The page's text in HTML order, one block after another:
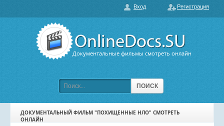
Документальные фильмы смотреть онлайн
ПОИСК
О нас
Вход Регистрация
ПОПУЛЯРНЫЕ
ПОДБОРКИ ФИЛЬМОВ
ДОКУМЕНТАЛЬНЫЙ ФИЛЬМ "ПОХИЩЕННЫЕ НЛО" СМОТРЕТЬ
ОНЛАЙН